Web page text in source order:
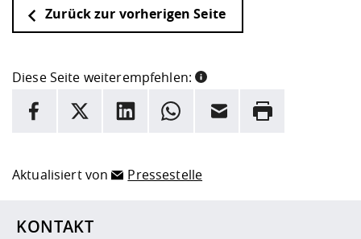
Zurück zur vorherigen Seite
Diese Seite weiterempfehlen:
INFORMATION
Hier stehen weitere Informationen und ein Link zur
Facebook
X LinkedInWhatsappE-Mail Drucken
Aktualisiert von Pressestelle
KONTAKT